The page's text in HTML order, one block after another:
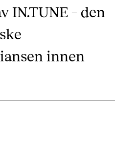
IN.TUNE – den
innen